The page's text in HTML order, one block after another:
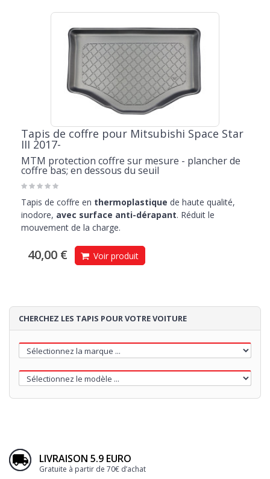
Tapis de coffre pour Mitsubishi Space Star
III 2017-
MTM protection coffre sur mesure - plancher de
coffre bas; en dessous du seuil
Tapis de coffre en thermoplastique de haute qualité,
inodore, avec surface anti-dérapant. Réduit le
mouvement de la charge.
40,00 € Voir produit
CHERCHEZ LES TAPIS POUR VOTRE VOITURE
LIVRAISON 5.9 EURO
Gratuite à partir de 70€ d’achat